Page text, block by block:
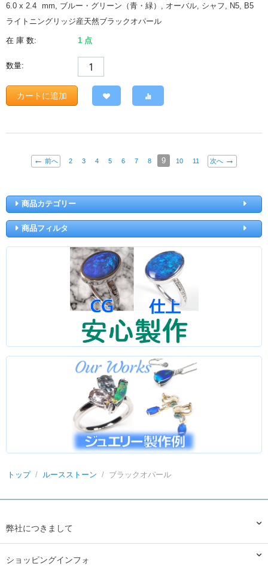
6.0 x 2.4 mm, ブルー・グリーン（青・緑）, オーバル, シャフ, N5, B5
ライトニングリッジ産天然ブラックオパール
在 庫 数: 1 点
数量:
カートに追加
前へ 2 3 4 5 6 7 8 9 10 11 次へ
商品カテゴリー
商品フィルタ
トップ / ルースストーン / ブラックオパール
弊社につきまして
ショッピングインフォ